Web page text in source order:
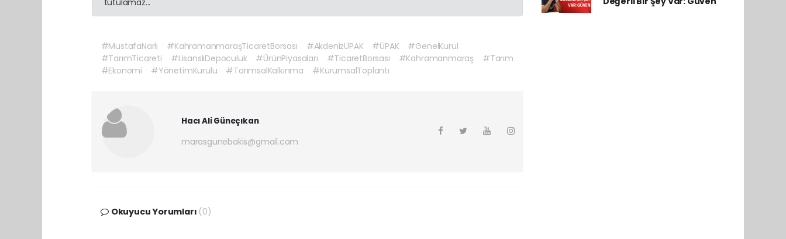
#MustafaNarlı #KahramanmaraşTicaretBorsası #AkdenizÜPAK #ÜPAK
#GenelKurul
#TarımTicareti
#LisanslıDepoculuk #ÜrünPiyasaları #TicaretBorsası #Kahramanmaraş
#Tarım
#Ekonomi
#YönetimKurulu #TarımsalKalkınma #KurumsalToplantı
Hacı Ali Güneçıkan
marasgunebakis@gmail.com
Okuyucu Yorumları (0)